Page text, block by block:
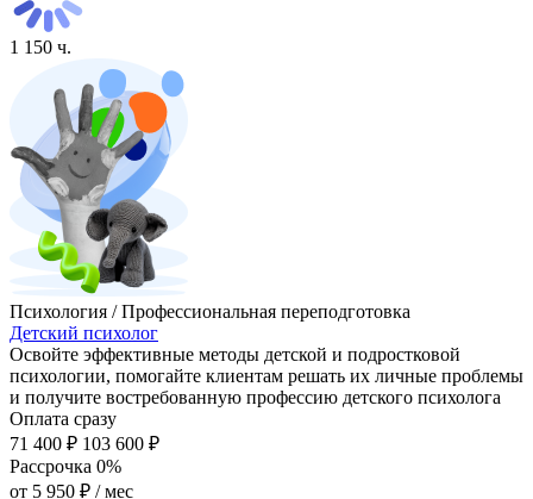
1 150 ч.
Психология / Профессиональная переподготовка
Детский психолог
Освойте эффективные методы детской и подростковой
психологии, помогайте клиентам решать их личные проблемы
и получите востребованную профессию детского психолога
Оплата сразу
71 400 ₽ 103 600 ₽
Рассрочка 0%
от 5 950 ₽ / мес